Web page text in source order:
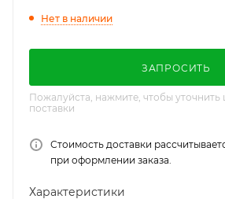
Нет в наличии
ЗАПРОСИТЬ
Пожалуйста, нажмите, чтобы уточнить
поставки
Стоимость доставки
при оформлении заказа.
Характеристики